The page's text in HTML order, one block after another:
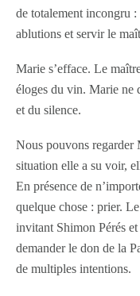
de totalement incongru :
ablutions et servir le
Marie s’efface. Le
éloges du vin. Marie ne
et du silence.
Nous pouvons regarder
situation elle a su voir,
En présence de
quelque chose : prier.
invitant Shimon Pérés
demander le don de la
de multiples intentions.